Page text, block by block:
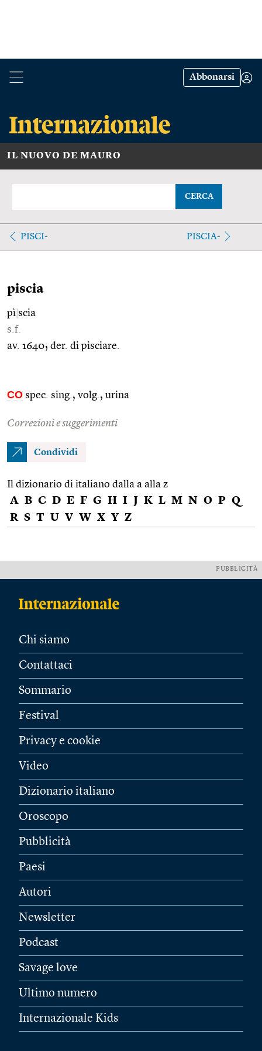
Abbonarsi
IL NUOVO DE MAURO
CERCA
PISCI- PISCIA-
piscia
pì scia
s.f.
av. 1640; der. di pisciare.
CO spec. sing., volg., urina
Correzioni e suggerimenti
Condividi
Il dizionario di italiano dalla a alla z
A B C D E F G H I J K L M N O P Q
R S T U V W X Y Z
PUBBLICITÀ
Chi siamo
Contattaci
Sommario
Festival
Privacy e cookie
Video
Dizionario italiano
Oroscopo
Pubblicità
Paesi
Autori
Newsletter
Podcast
Savage love
Ultimo numero
Internazionale Kids